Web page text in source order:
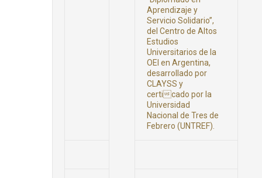
Aprendizaje y
Servicio Solidario”,
del Centro de Altos
Estudios
Universitarios de la
OEI en Argentina,
desarrollado por
CLAYSS y
certicado por la
Universidad
Nacional de Tres de
Febrero (UNTREF).